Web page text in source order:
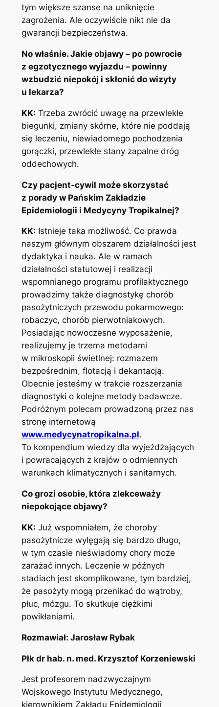
tym większe szanse na uniknięcie
zagrożenia. Ale oczywiście nikt nie da
gwarancji bezpieczeństwa.
No właśnie. Jakie objawy – po powrocie
z egzotycznego wyjazdu – powinny
wzbudzić niepokój i skłonić do wizyty
u lekarza?
KK: Trzeba zwrócić uwagę na przewlekłe
biegunki, zmiany skórne, które nie poddają
się leczeniu, niewiadomego pochodzenia
gorączki, przewlekłe stany zapalne dróg
oddechowych.
Czy pacjent-cywil może skorzystać
z porady w Pańskim Zakładzie
Epidemiologii i Medycyny Tropikalnej?
KK: Istnieje taka możliwość. Co prawda
naszym głównym obszarem działalności jest
dydaktyka i nauka. Ale w ramach
działalności statutowej i realizacji
wspomnianego programu profilaktycznego
prowadzimy także diagnostykę chorób
pasożytniczych przewodu pokarmowego:
robaczyc, chorób pierwotniakowych.
Posiadając nowoczesne wyposażenie,
realizujemy je trzema metodami
w mikroskopii świetlnej: rozmazem
bezpośrednim, flotacją i dekantacją.
Obecnie jesteśmy w trakcie rozszerzania
diagnostyki o kolejne metody badawcze.
Podróżnym polecam prowadzoną przez nas
stronę internetową
www.medycynatropikalna.pl.
To kompendium wiedzy dla wyjeżdżających
i powracających z krajów o odmiennych
warunkach klimatycznych i sanitarnych.
Co grozi osobie, która zlekceważy
niepokojące objawy?
KK: Już wspomniałem, że choroby
pasożytnicze wylęgają się bardzo długo,
w tym czasie nieświadomy chory może
zarażać innych. Leczenie w późnych
stadiach jest skomplikowane, tym bardziej,
że pasożyty mogą przenikać do wątroby,
płuc, mózgu. To skutkuje ciężkimi
powikłaniami.
Rozmawiał: Jarosław Rybak
Płk dr hab. n. med. Krzysztof Korzeniewski
Jest profesorem nadzwyczajnym
Wojskowego Instytutu Medycznego,
kierownikiem Zakładu Epidemiologii